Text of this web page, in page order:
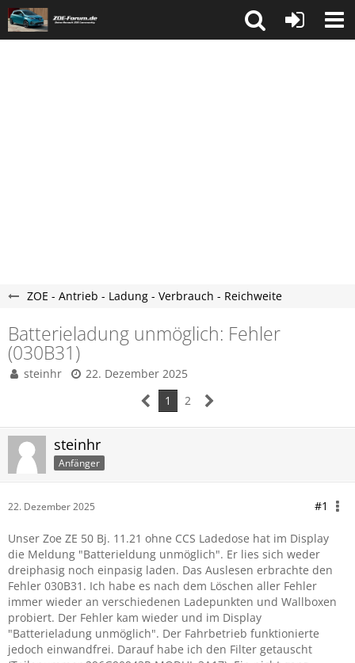
ZOE - Antrieb - Ladung - Verbrauch - Reichweite
Batterieladung unmöglich: Fehler
(030B31)
steinhr
22. Dezember 2025
1
2
steinhr
Anfänger
22. Dezember 2025 #1
Unser Zoe ZE 50 Bj. 11.21 ohne CCS Ladedose hat im Display
die Meldung "Batterieldung unmöglich". Er lies sich weder
dreiphasig noch einpasig laden. Das Auslesen erbrachte den
Fehler 030B31. Ich habe es nach dem Löschen aller Fehler
immer wieder an verschiedenen Ladepunkten und Wallboxen
probiert. Der Fehler kam wieder und im Display
"Batterieladung unmöglich". Der Fahrbetrieb funktionierte
jedoch einwandfrei. Darauf habe ich den Filter getauscht